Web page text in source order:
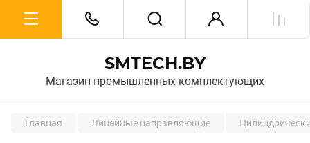
SMTECH.BY
Магазин промышленных комплектующих
Главная Линейные направляющие